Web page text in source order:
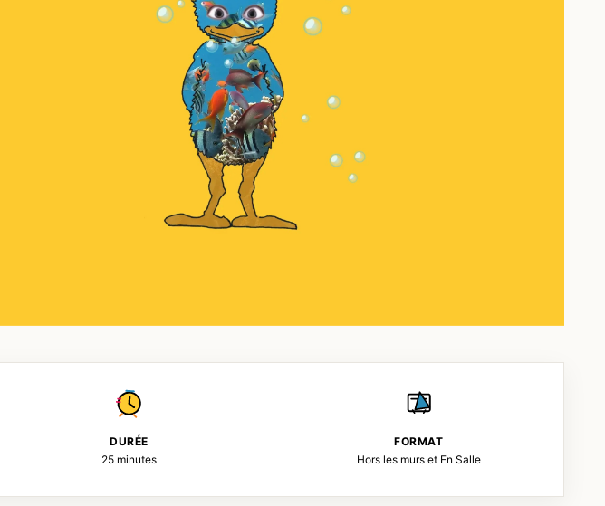
DURÉE
25 minutes
FORMAT
Hors les murs et En Salle